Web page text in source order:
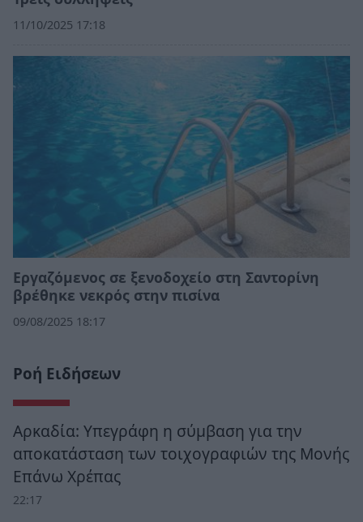
11/10/2025 17:18
Εργαζόμενος σε ξενοδοχείο στη Σαντορίνη
βρέθηκε νεκρός στην πισίνα
09/08/2025 18:17
Ροή Ειδήσεων
Αρκαδία: Υπεγράφη η σύμβαση για την
αποκατάσταση των τοιχογραφιών της Μονής
Επάνω Χρέπας
22:17